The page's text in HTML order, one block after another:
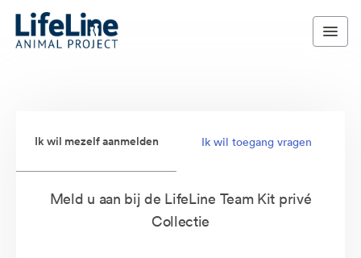
Ik wil mezelf aanmelden Ik wil toegang vragen
Meld u aan bij de LifeLine Team Kit privé
Collectie